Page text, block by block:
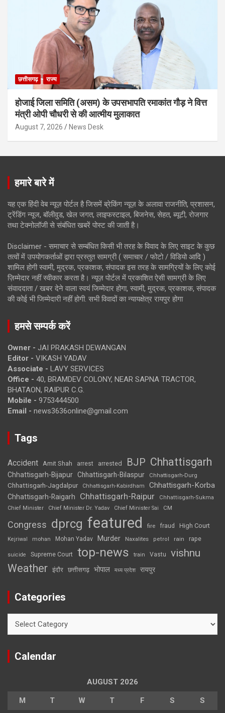
छत्तीसगढ़ राज्य
होजाई जिला समिति (असम) के उपसभापति रमाकांत गौड़ ने वित्त
मंत्री ओपी चौधरी से की आत्मीय मुलाकात
August 7, 2026 News Desk
हमारे बारे में
यह एक हिंदी वेब न्यूज़ पोर्टल है जिसमें ब्रेकिंग न्यूज़ के अलावा राजनीति, प्रशासन,
ट्रेंडिंग न्यूज, बॉलीवुड, खेल जगत, लाइफस्टाइल, बिजनेस, सेहत, ब्यूटी, रोजगार
तथा टेक्नोलॉजी से संबंधित खबरें पोस्ट की जाती है।
Disclaimer - समाचार से सम्बंधित किसी भी तरह के विवाद के लिए साइट के कुछ
तत्वों में उपयोगकर्ताओं द्वारा प्रस्तुत सामग्री ( समाचार / फोटो / विडियो आदि )
शामिल होगी स्वामी, मुद्रक, प्रकाशक, संपादक इस तरह के सामग्रियों के लिए कोई
ज़िम्मेदार नहीं स्वीकार करता है। न्यूज़ पोर्टल में प्रकाशित ऐसी सामग्री के लिए
संवाददाता / खबर देने वाला स्वयं जिम्मेदार होगा, स्वामी, मुद्रक, प्रकाशक, संपादक
की कोई भी जिम्मेदारी नहीं होगी. सभी विवादों का न्यायक्षेत्र रायपुर होगा
हमसे सम्पर्क करें
Owner - JAI PRAKASH DEWANGAN
Editor - VIKASH YADAV
Associate - LAVY SERVICES
Office - 40, BRAMDEV COLONY, NEAR SAPNA TRACTOR,
BHATAON, RAIPUR C.G.
Mobile - 9753444500
Email - news3636online@gmail.com
Tags
Accident Amit Shah arrest arrested BJP Chhattisgarh
Chhattisgarh-Bijapur Chhattisgarh-Bilaspur Chhattisgarh-Durg
Chhattisgarh-Jagdalpur Chhattisgarh-Kabirdham Chhattisgarh-Korba
Chhattisgarh-Raigarh Chhattisgarh-Raipur
Chhattisgarh-Sukma
Chief Minister
Chief Minister Dr. Yadav Chief Minister Sai CM
Congress dprcg featured fire fraud High Court
Kejriwal mohan Mohan Yadav Murder Naxalites petrol rain rape
suicide Supreme Court top-news train Vastu vishnu
Weather इंदौर छत्तीसगढ़ भोपाल मध्य प्रदेश रायपुर
Categories
Calendar
AUGUST 2026
M T W T F S S